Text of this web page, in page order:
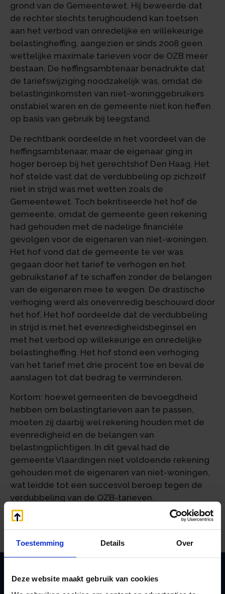
Toestemming Details Over
Deze website maakt gebruik van cookies
grond van de Gemeentewet. Hij beweerde dat
de rechter slechts terughoudend kan toetsen
aan het verbod van onredelijke en willekeurige
belastingheffing, aangezien er sinds 2008 geen
wettelijke maximale tarieven voor de OZB meer
bestaan. De heffingsambtenaar benadrukte dat
de tariefswijziging noodzakelijk was, omdat de
belastinginkomsten van niet-woninggebruikers
onstabiel waren en de gemeente niet kon heffen
op basis van gebruik bij leegstand.
De rechtbank oordeelde in het voordeel van de
heffingsambtenaar, maar de eigenaar ging in
hoger beroep bij het gerechtshof Den Haag. Het
hof stelde vast dat de verdubbeling op zichzelf
niet in strijd was met wetten zoals de
Gemeentewet. Toch bekritiseerde het hof de
gemeente, omdat de gemeente geen rekening
had gehouden met de nadelige financiële
gevolgen voor de eigenaren van niet-woningen.
Het hof vond dat de gemeente te ver was
gegaan door het tarief te verhogen en het
gebruikstarief af te schaffen zonder de belangen
van de eigenaren mee te wegen. De drastische
verhoging werd als onevenredig beschouwd door
het hof. Het hof oordeelde dat de verdubbeling
in strijd is met het evenredigheidsbeginsel en
met het verbod op willekeurige en onredelijke
belastingheffing. Het hof stond een verhoging
van het tarief met drie procent toe en beval de
aanslagen tot dat bedrag te verminderen.
Kortom: hoewel gemeenten de bevoegdheid
hebben om belastingtarieven aan te passen,
moeten zij daarbij wel rekening houden met de
evenredigheid en de belangen van
belastingplichtigen. In dit geval had de
gemeente Vlaardingen niet voldoende rekening
gehouden met de eigenaren van niet-woningen,
wat leidde tot een succesvol beroep tegen de
verdubbeling van de OZB-tarieven.
Bron: Gerechtshof Den Haag | jurisprudentie | BK-22/909